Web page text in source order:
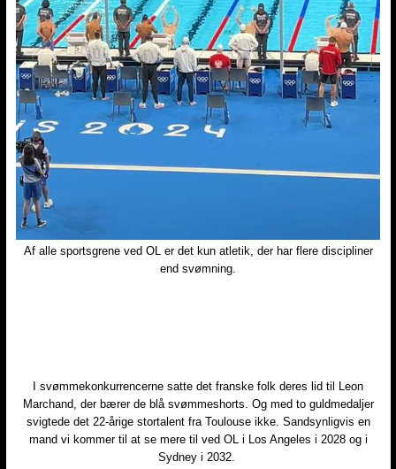
Af alle sportsgrene ved OL er det kun atletik, der har flere discipliner
end svømning.​
I svømmekonkurrencerne satte det franske folk deres lid til Leon
Marchand, der bærer de blå svømmeshorts. Og med to guldmedaljer
svigtede det 22-årige stortalent fra Toulouse ikke. Sandsynligvis en
mand vi kommer til at se mere til ved OL i Los Angeles i 2028 og i
Sydney i 2032. ​